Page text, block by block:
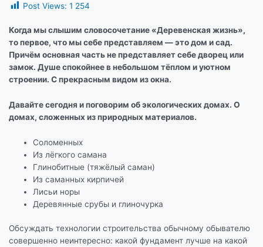
c
e
b
o
o
k
itt
er
e
gr
a
m
s
A
p
p
р
а
в
и
т
ь
Post Views: 1 254
Когда мы слышим словосочетание «Деревенская жизнь»,
то первое, что мы себе представляем — это дом и сад.
Причём основная часть не представляет себе дворец или
замок. Душе спокойнее в небольшом тёплом и уютном
строении. С прекрасным видом из окна.
Давайте сегодня и поговорим об экологических домах. О
домах, сложенных из природных материалов.
Соломенных
Из лёгкого самана
Глинобитные (тяжёлый саман)
Из саманных кирпичей
Лисьи норы
Деревянные срубы и глиночурка
Обсуждать технологии строительства обычному обывателю
совершенно неинтересно: какой фундамент лучше на какой